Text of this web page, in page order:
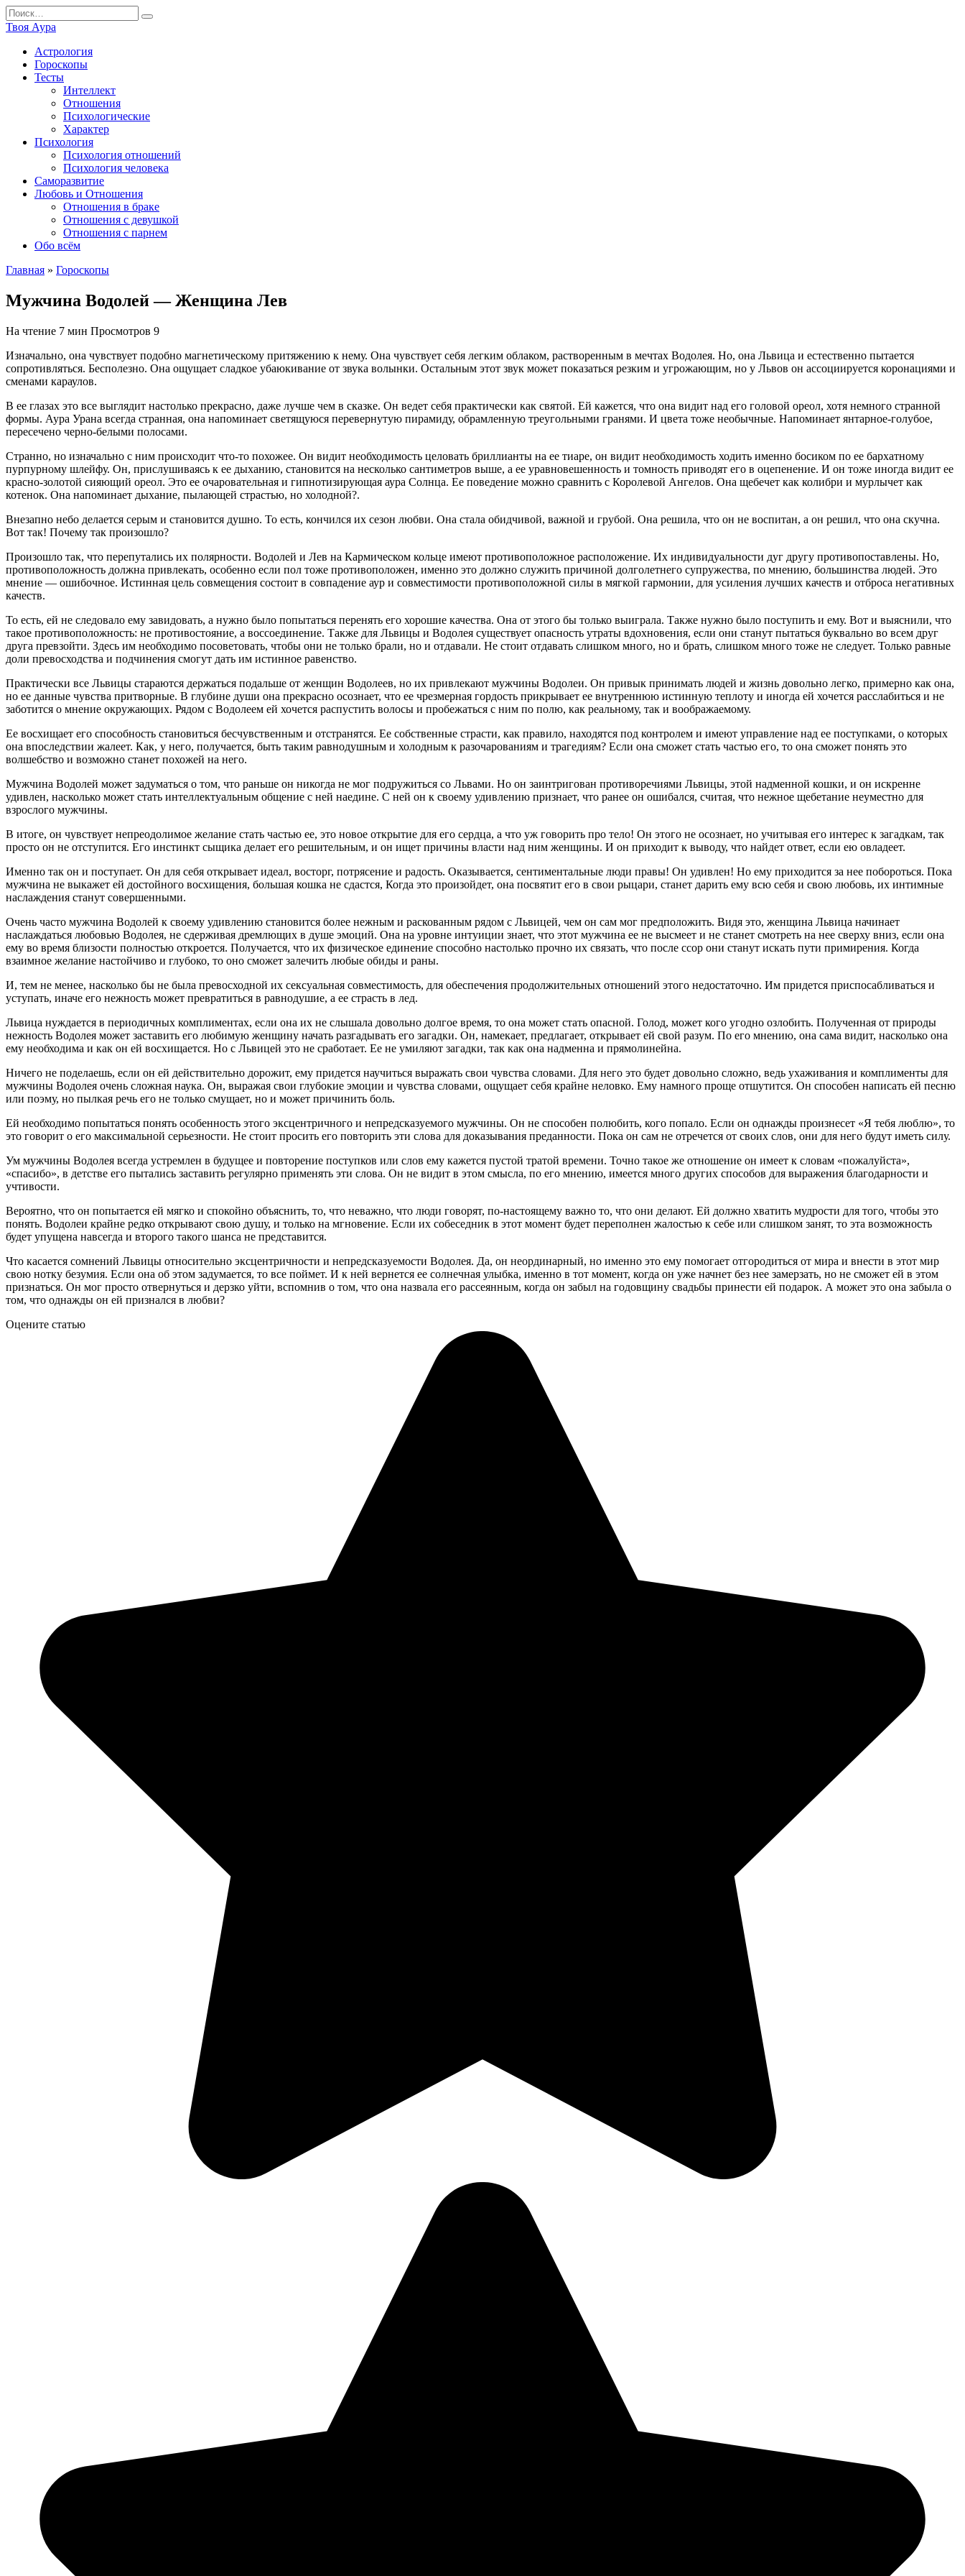
Перейти
к
содержанию
Search
for:
Твоя Аура
Астрология
Гороскопы
Тесты
Интеллект
Отношения
Психологические
Характер
Психология
Психология отношений
Психология человека
Саморазвитие
Любовь и Отношения
Отношения в браке
Отношения с девушкой
Отношения с парнем
Обо всём
Главная » Гороскопы
Мужчина Водолей — Женщина Лев
На чтение 7 мин Просмотров 9
Изначально, она чувствует подобно магнетическому притяжению к нему. Она чувствует себя легким облаком, растворенным в мечтах Водолея. Но, она Львица и естественно пытается
сопротивляться. Бесполезно. Она ощущает сладкое убаюкивание от звука волынки. Остальным этот звук может показаться резким и угрожающим, но у Львов он ассоциируется коронациями и
сменами караулов.
В ее глазах это все выглядит настолько прекрасно, даже лучше чем в сказке. Он ведет себя практически как святой. Ей кажется, что она видит над его головой ореол, хотя немного странной
формы. Аура Урана всегда странная, она напоминает светящуюся перевернутую пирамиду, обрамленную треугольными гранями. И цвета тоже необычные. Напоминает янтарное-голубое,
пересечено черно-белыми полосами.
Странно, но изначально с ним происходит что-то похожее. Он видит необходимость целовать бриллианты на ее тиаре, он видит необходимость ходить именно босиком по ее бархатному
пурпурному шлейфу. Он, прислушиваясь к ее дыханию, становится на несколько сантиметров выше, а ее уравновешенность и томность приводят его в оцепенение. И он тоже иногда видит ее
красно-золотой сияющий ореол. Это ее очаровательная и гипнотизирующая аура Солнца. Ее поведение можно сравнить с Королевой Ангелов. Она щебечет как колибри и мурлычет как
котенок. Она напоминает дыхание, пылающей страстью, но холодной?.
Внезапно небо делается серым и становится душно. То есть, кончился их сезон любви. Она стала обидчивой, важной и грубой. Она решила, что он не воспитан, а он решил, что она скучна.
Вот так! Почему так произошло?
Произошло так, что перепутались их полярности. Водолей и Лев на Кармическом кольце имеют противоположное расположение. Их индивидуальности дуг другу противопоставлены. Но,
противоположность должна привлекать, особенно если пол тоже противоположен, именно это должно служить причиной долголетнего супружества, по мнению, большинства людей. Это
мнение — ошибочное. Истинная цель совмещения состоит в совпадение аур и совместимости противоположной силы в мягкой гармонии, для усиления лучших качеств и отброса негативных
качеств.
То есть, ей не следовало ему завидовать, а нужно было попытаться перенять его хорошие качества. Она от этого бы только выиграла. Также нужно было поступить и ему. Вот и выяснили, что
такое противоположность: не противостояние, а воссоединение. Также для Львицы и Водолея существует опасность утраты вдохновения, если они станут пытаться буквально во всем друг
друга превзойти. Здесь им необходимо посоветовать, чтобы они не только брали, но и отдавали. Не стоит отдавать слишком много, но и брать, слишком много тоже не следует. Только равные
доли превосходства и подчинения смогут дать им истинное равенство.
Практически все Львицы стараются держаться подальше от женщин Водолеев, но их привлекают мужчины Водолеи. Он привык принимать людей и жизнь довольно легко, примерно как она,
но ее данные чувства притворные. В глубине души она прекрасно осознает, что ее чрезмерная гордость прикрывает ее внутреннюю истинную теплоту и иногда ей хочется расслабиться и не
заботится о мнение окружающих. Рядом с Водолеем ей хочется распустить волосы и пробежаться с ним по полю, как реальному, так и воображаемому.
Ее восхищает его способность становиться бесчувственным и отстранятся. Ее собственные страсти, как правило, находятся под контролем и имеют управление над ее поступками, о которых
она впоследствии жалеет. Как, у него, получается, быть таким равнодушным и холодным к разочарованиям и трагедиям? Если она сможет стать частью его, то она сможет понять это
волшебство и возможно станет похожей на него.
Мужчина Водолей может задуматься о том, что раньше он никогда не мог подружиться со Львами. Но он заинтригован противоречиями Львицы, этой надменной кошки, и он искренне
удивлен, насколько может стать интеллектуальным общение с ней наедине. С ней он к своему удивлению признает, что ранее он ошибался, считая, что нежное щебетание неуместно для
взрослого мужчины.
В итоге, он чувствует непреодолимое желание стать частью ее, это новое открытие для его сердца, а что уж говорить про тело! Он этого не осознает, но учитывая его интерес к загадкам, так
просто он не отступится. Его инстинкт сыщика делает его решительным, и он ищет причины власти над ним женщины. И он приходит к выводу, что найдет ответ, если ею овладеет.
Именно так он и поступает. Он для себя открывает идеал, восторг, потрясение и радость. Оказывается, сентиментальные люди правы! Он удивлен! Но ему приходится за нее побороться. Пока
мужчина не выкажет ей достойного восхищения, большая кошка не сдастся, Когда это произойдет, она посвятит его в свои рыцари, станет дарить ему всю себя и свою любовь, их интимные
наслаждения станут совершенными.
Очень часто мужчина Водолей к своему удивлению становится более нежным и раскованным рядом с Львицей, чем он сам мог предположить. Видя это, женщина Львица начинает
наслаждаться любовью Водолея, не сдерживая дремлющих в душе эмоций. Она на уровне интуиции знает, что этот мужчина ее не высмеет и не станет смотреть на нее сверху вниз, если она
ему во время близости полностью откроется. Получается, что их физическое единение способно настолько прочно их связать, что после ссор они станут искать пути примирения. Когда
взаимное желание настойчиво и глубоко, то оно сможет залечить любые обиды и раны.
И, тем не менее, насколько бы не была превосходной их сексуальная совместимость, для обеспечения продолжительных отношений этого недостаточно. Им придется приспосабливаться и
уступать, иначе его нежность может превратиться в равнодушие, а ее страсть в лед.
Львица нуждается в периодичных комплиментах, если она их не слышала довольно долгое время, то она может стать опасной. Голод, может кого угодно озлобить. Полученная от природы
нежность Водолея может заставить его любимую женщину начать разгадывать его загадки. Он, намекает, предлагает, открывает ей свой разум. По его мнению, она сама видит, насколько она
ему необходима и как он ей восхищается. Но с Львицей это не сработает. Ее не умиляют загадки, так как она надменна и прямолинейна.
Ничего не поделаешь, если он ей действительно дорожит, ему придется научиться выражать свои чувства словами. Для него это будет довольно сложно, ведь ухаживания и комплименты для
мужчины Водолея очень сложная наука. Он, выражая свои глубокие эмоции и чувства словами, ощущает себя крайне неловко. Ему намного проще отшутится. Он способен написать ей песню
или поэму, но пылкая речь его не только смущает, но и может причинить боль.
Ей необходимо попытаться понять особенность этого эксцентричного и непредсказуемого мужчины. Он не способен полюбить, кого попало. Если он однажды произнесет «Я тебя люблю», то
это говорит о его максимальной серьезности. Не стоит просить его повторить эти слова для доказывания преданности. Пока он сам не отречется от своих слов, они для него будут иметь силу.
Ум мужчины Водолея всегда устремлен в будущее и повторение поступков или слов ему кажется пустой тратой времени. Точно такое же отношение он имеет к словам «пожалуйста»,
«спасибо», в детстве его пытались заставить регулярно применять эти слова. Он не видит в этом смысла, по его мнению, имеется много других способов для выражения благодарности и
учтивости.
Вероятно, что он попытается ей мягко и спокойно объяснить, то, что неважно, что люди говорят, по-настоящему важно то, что они делают. Ей должно хватить мудрости для того, чтобы это
понять. Водолеи крайне редко открывают свою душу, и только на мгновение. Если их собеседник в этот момент будет переполнен жалостью к себе или слишком занят, то эта возможность
будет упущена навсегда и второго такого шанса не представится.
Что касается сомнений Львицы относительно эксцентричности и непредсказуемости Водолея. Да, он неординарный, но именно это ему помогает отгородиться от мира и внести в этот мир
свою нотку безумия. Если она об этом задумается, то все поймет. И к ней вернется ее солнечная улыбка, именно в тот момент, когда он уже начнет без нее замерзать, но не сможет ей в этом
признаться. Он мог просто отвернуться и дерзко уйти, вспомнив о том, что она назвала его рассеянным, когда он забыл на годовщину свадьбы принести ей подарок. А может это она забыла о
том, что однажды он ей признался в любви?
Оцените статью